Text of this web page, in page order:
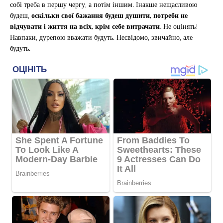
собі треба в першу чергу, а потім іншим. Інакше нещасливою
будеш, оскільки свої бажання будеш душити, потреби не
відчувати і життя на всіх, крім себе витрачати.Не оцінять!
Навпаки, дурепою вважати будуть. Несвідомо, звичайно, але
будуть.